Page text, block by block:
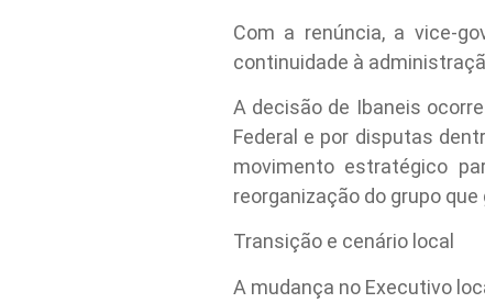
Com a renúncia, a vice-
continuidade à
A decisão de Ibaneis
Federal e por disputas
movimento estratégico
reorganização do grupo que
Transição e cenário local
A mudança no Executivo